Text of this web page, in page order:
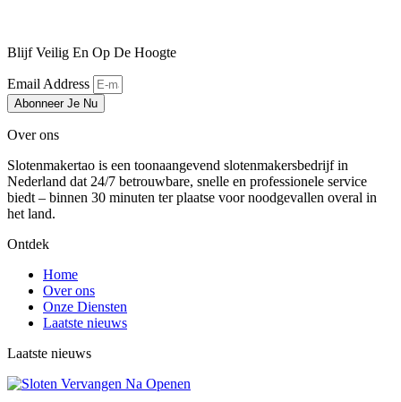
Blijf Veilig En Op De Hoogte
Email Address
Abonneer Je Nu
Over ons
Slotenmakertao is een toonaangevend slotenmakersbedrijf in
Nederland dat 24/7 betrouwbare, snelle en professionele service
biedt – binnen 30 minuten ter plaatse voor noodgevallen overal in
het land.
Ontdek
Home
Over ons
Onze Diensten
Laatste nieuws
Laatste nieuws